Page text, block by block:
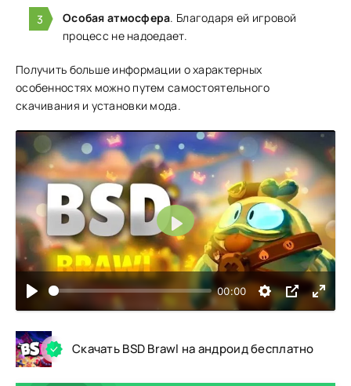
Особая атмосфера. Благодаря ей игровой
процесс не надоедает.
Получить больше информации о характерных
особенностях можно путем самостоятельного
скачивания и установки мода.
00:00
Воспроизвести
Скачать BSD Brawl на андроид бесплатно